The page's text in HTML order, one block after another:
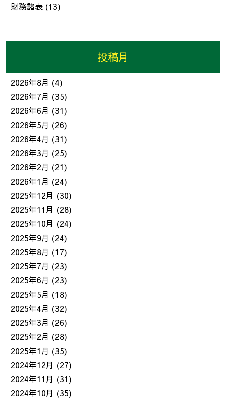
財務諸表 (13)
投稿月
2026年8月 (4)
2026年7月 (35)
2026年6月 (31)
2026年5月 (26)
2026年4月 (31)
2026年3月 (25)
2026年2月 (21)
2026年1月 (24)
2025年12月 (30)
2025年11月 (28)
2025年10月 (24)
2025年9月 (24)
2025年8月 (17)
2025年7月 (23)
2025年6月 (23)
2025年5月 (18)
2025年4月 (32)
2025年3月 (26)
2025年2月 (28)
2025年1月 (35)
2024年12月 (27)
2024年11月 (31)
2024年10月 (35)